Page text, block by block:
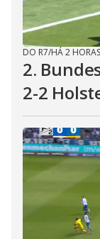
DO R7/HÁ 2 HORAS
2.
2-2